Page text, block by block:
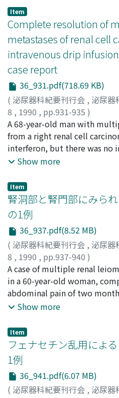
resection of the tumor was
was renal cell carcinoma
considered to be a
carcinoma treated three
represent a so-called latent
Item
Complete resolution of
metastases of renal cell
intravenous drip
case report
36_931.pdf(718.69 KB)
( 泌尿器科紀要刊行会 , 泌尿器
8 , 1990 , pp.931-935 )
Mizuo, Toshiyuki;Ohashi,
Okuno, Tetsuo;水尾, 敏之;大
晶子
A 68-year-old man with
from a right renal cell
interferon, but there was no
reason, alpha interferon was
000 units/day) was
chest x-ray and chest CT
the pulmonary metastases.
except general fatigue and
studies revealed elevation of
(lymphocytes, eosinophils)
killer activity. At 10 months
drug, recurrence has not
indicates the potential value
treatment with alpha
Show more
Item
腎洞部と腎門部にみら
の1例
36_937.pdf(8.52 MB)
( 泌尿器科紀要刊行会 , 泌尿器
8 , 1990 , pp.937-940 )
吉田, 雅彦;井上, 滋彦;柳沢,
Yoshida, Masahiko;Inoue,
Ryozo;Kishi, Hiroichi;
A case of multiple renal
in a 60-year-old woman,
abdominal pain of two
Ultrasonography, intravenous
Selective right renal
hypovascular tumors. Right
performed. There were two
connections, which were
smooth in surface; one was 4
located at the renal sinus
Show more
Item
フェナセチン乱用によ
1例
36_941.pdf(6.07 MB)
( 泌尿器科紀要刊行会 , 泌尿器